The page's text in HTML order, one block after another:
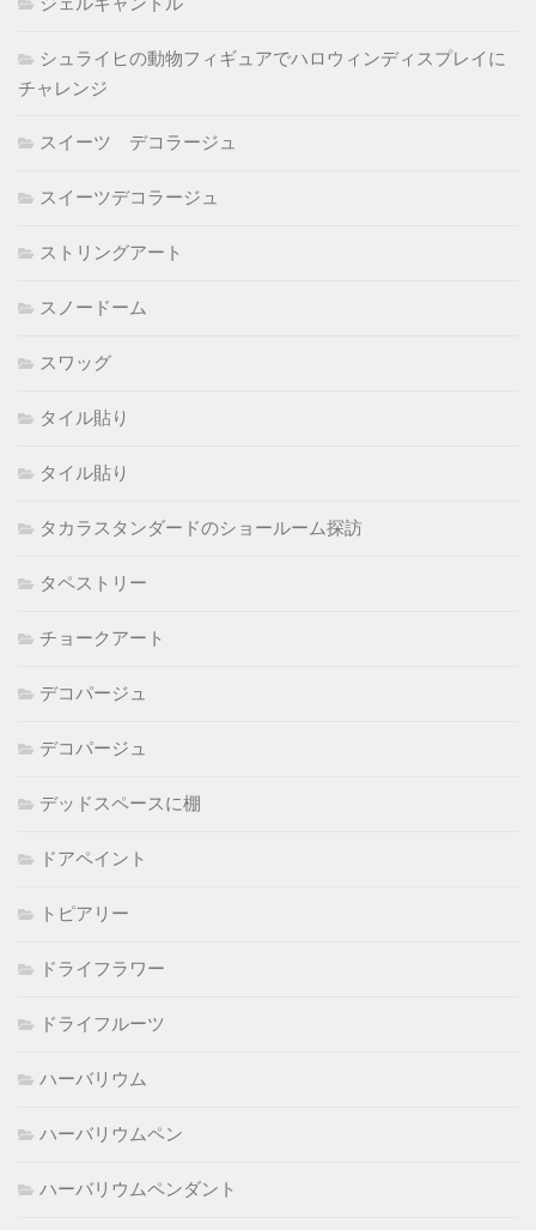
シュライヒの動物フィギュアでハロウィンディスプレイに
チャレンジ
スイーツ デコラージュ
スイーツデコラージュ
ストリングアート
スノードーム
スワッグ
タイル貼り
タイル貼り
タカラスタンダードのショールーム探訪
タペストリー
チョークアート
デコパージュ
デコパージュ
デッドスペースに棚
ドアペイント
トピアリー
ドライフラワー
ドライフルーツ
ハーバリウム
ハーバリウムペン
ハーバリウムペンダント